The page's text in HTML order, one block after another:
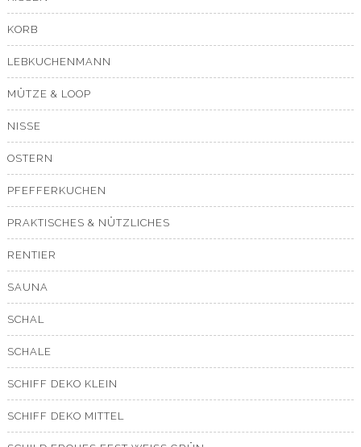
KORB
LEBKUCHENMANN
MÜTZE & LOOP
NISSE
OSTERN
PFEFFERKUCHEN
PRAKTISCHES & NÜTZLICHES
RENTIER
SAUNA
SCHAL
SCHALE
SCHIFF DEKO KLEIN
SCHIFF DEKO MITTEL